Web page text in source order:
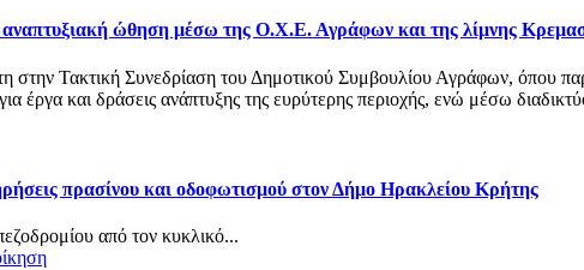
αναπτυξιακή ώθηση μέσω της Ο.Χ.Ε. Αγράφων και της λίμνης
στην Τακτική Συνεδρίαση του Δημοτικού Συμβουλίου Αγράφων, όπου
έργα και δράσεις ανάπτυξης της ευρύτερης περιοχής, ενώ μέσω
πρασίνου και οδοφωτισμού στον Δήμο Ηρακλείου Κρήτης
από τον κυκλικό...